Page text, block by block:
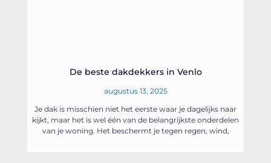
De beste dakdekkers in Venlo
augustus 13, 2025
Je dak is misschien niet het eerste waar je dagelijks naar
kijkt, maar het is wel één van de belangrijkste onderdelen
van je woning. Het beschermt je tegen regen, wind,